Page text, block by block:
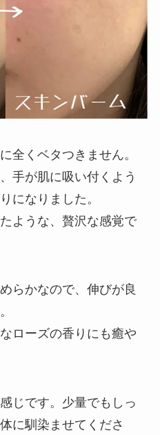
全くベタつきません。
手が肌に吸い付くよう
になりました。
ような、贅沢な感覚で
らかなので、伸びが良
ローズの香りにも癒や
じです。少量でもしっ
に馴染ませてくださ